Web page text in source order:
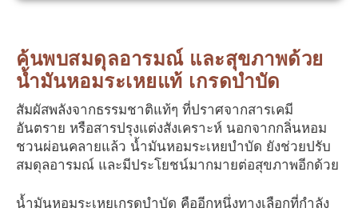
ค้นพบสมดุลอารมณ์ และสุขภาพด้วย
น้ำมันหอมระเหยแท้ เกรดบำบัด
สัมผัสพลังจากธรรมชาติแท้ๆ ที่ปราศจากสารเคมี
อันตราย หรือสารปรุงแต่งสังเคราะห์ นอกจากกลิ่นหอม
ชวนผ่อนคลายแล้ว น้ำมันหอมระเหยบำบัด ยังช่วยปรับ
สมดุลอารมณ์ และมีประโยชน์มากมายต่อสุขภาพอีกด้วย
น้ำมันหอมระเหยเกรดบำบัด คืออีกหนึ่งทางเลือกที่กำลัง